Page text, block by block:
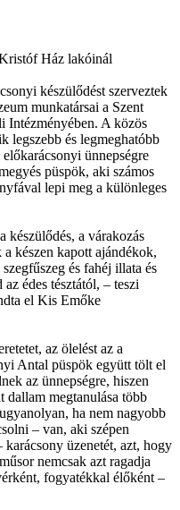
Ház lakóinál
készülődést szerveztek
munkatársai a Szent
A közös
legszebb és legmeghatóbb
ünnepségre
püspök, aki számos
lepi meg a különleges
készülődés, a várakozás
készen kapott ajándékok,
és fahéj illata és
édes tésztától, – teszi
el Kis Emőke
az ölelést az a
Antal püspök együtt tölt el
az ünnepségre, hiszen
megtanulása több
ha nem nagyobb
– van, aki szépen
üzenetét, azt, hogy
nemcsak azt ragadja
fogyatékkal élőként –